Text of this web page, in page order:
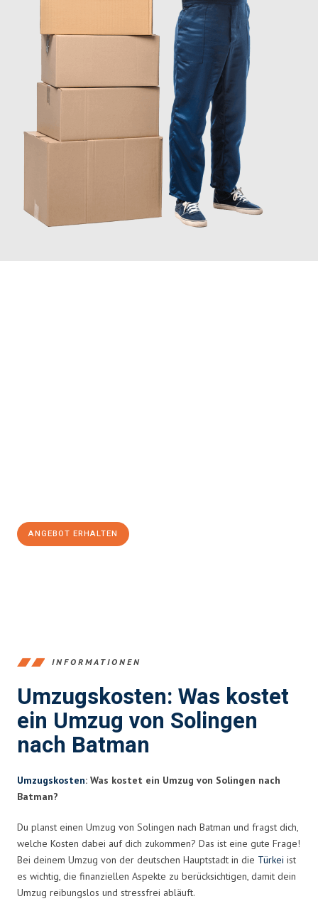
ANGEBOT ERHALTEN
INFORMATIONEN
Umzugskosten: Was kostet
ein Umzug von Solingen
nach Batman
Umzugskosten: Was kostet ein Umzug von Solingen nach
Batman?
Du planst einen Umzug von Solingen nach Batman und fragst dich,
welche Kosten dabei auf dich zukommen? Das ist eine gute Frage!
Bei deinem Umzug von der deutschen Hauptstadt in die Türkei ist
es wichtig, die finanziellen Aspekte zu berücksichtigen, damit dein
Umzug reibungslos und stressfrei abläuft.